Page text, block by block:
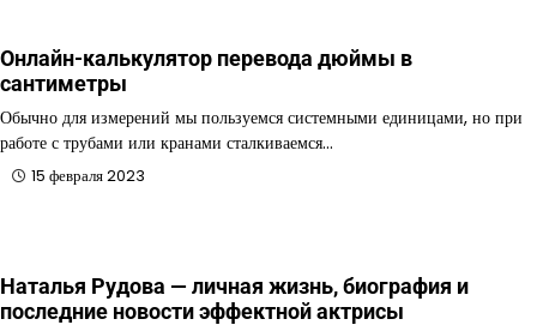
Онлайн-калькулятор перевода дюймы в
сантиметры
Обычно для измерений мы пользуемся системными единицами, но при
работе с трубами или кранами сталкиваемся…
15 февраля 2023
Наталья Рудова — личная жизнь, биография и
последние новости эффектной актрисы